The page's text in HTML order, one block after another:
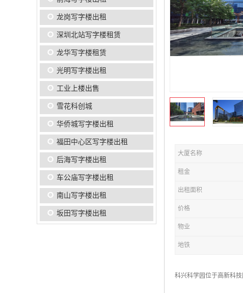
龙岗写字楼出租
深圳北站写字楼租赁
龙华写字楼租赁
光明写字楼出租
工业上楼出售
雪花科创城
华侨城写字楼出租
福田中心区写字楼出租
后海写字楼出租
车公庙写字楼出租
南山写字楼出租
坂田写字楼出租
大厦名称
租金
出租面积
价格
物业
地铁
科兴科学园位于高新科